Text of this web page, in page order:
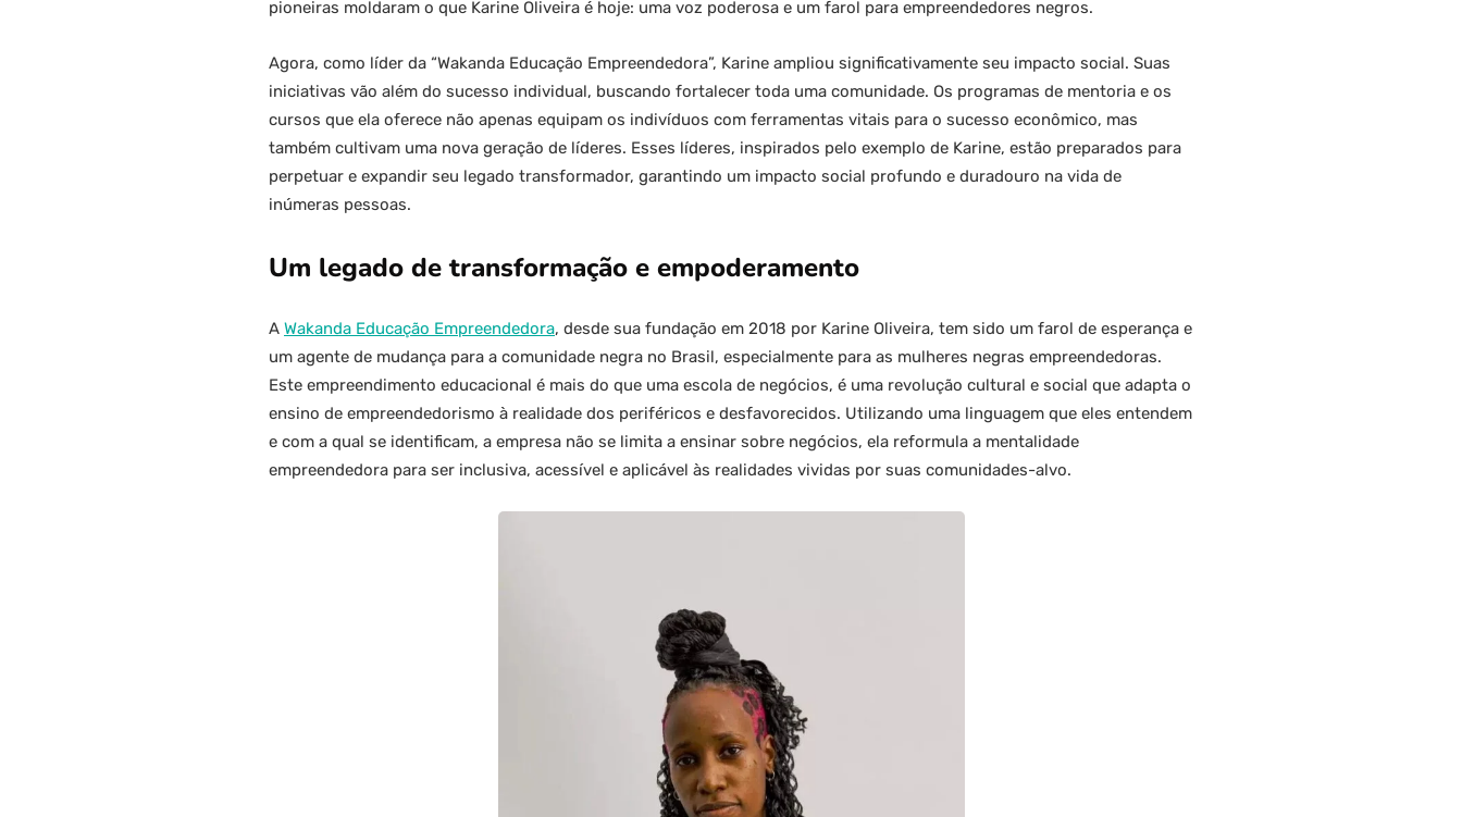
pioneiras moldaram o que Karine Oliveira é hoje: uma voz poderosa e um farol para empreendedores negros.
Agora, como líder da “Wakanda Educação Empreendedora”, Karine ampliou significativamente seu impacto social. Suas
iniciativas vão além do sucesso individual, buscando fortalecer toda uma comunidade. Os programas de mentoria e os
cursos que ela oferece não apenas equipam os indivíduos com ferramentas vitais para o sucesso econômico, mas
também cultivam uma nova geração de líderes. Esses líderes, inspirados pelo exemplo de Karine, estão preparados para
perpetuar e expandir seu legado transformador, garantindo um impacto social profundo e duradouro na vida de
inúmeras pessoas.
Um legado de transformação e empoderamento
A Wakanda Educação Empreendedora, desde sua fundação em 2018 por Karine Oliveira, tem sido um farol de esperança e
um agente de mudança para a comunidade negra no Brasil, especialmente para as mulheres negras empreendedoras.
Este empreendimento educacional é mais do que uma escola de negócios, é uma revolução cultural e social que adapta o
ensino de empreendedorismo à realidade dos periféricos e desfavorecidos. Utilizando uma linguagem que eles entendem
e com a qual se identificam, a empresa não se limita a ensinar sobre negócios, ela reformula a mentalidade
empreendedora para ser inclusiva, acessível e aplicável às realidades vividas por suas comunidades-alvo.